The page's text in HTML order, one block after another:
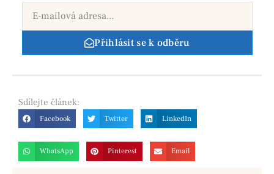
Přihlásit se k odběru
Sdílejte článek:
Facebook Twitter LinkedIn
WhatsApp Pinterest Email